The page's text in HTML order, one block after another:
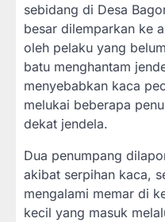
sebidang di Desa
besar dilemparkan ke
oleh pelaku yang
batu menghantam
menyebabkan kaca
melukai beberapa
dekat jendela.
Dua penumpang
akibat serpihan kaca,
mengalami memar di
kecil yang masuk